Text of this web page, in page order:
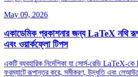
May 09, 2026
একাডেমিক প্রকাশনার জন্য LaTeX নথি
এবং ওয়ার্কফ্লো টিপস
একটি ব্যবহারিক নির্দেশিকা যা সোর্স‑রেডি
ফরম্যাটে রূপান্তর করে, সমীকরণ, উদ্ধৃতি এবং